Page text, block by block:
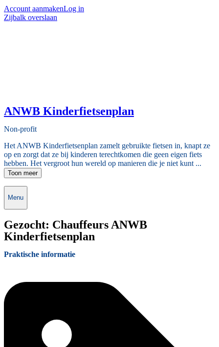
Account aanmakenLog in
Zijbalk overslaan
ANWB Kinderfietsenplan
Non-profit
Het ANWB Kinderfietsenplan zamelt gebruikte fietsen in, knapt ze
op en zorgt dat ze bij kinderen terechtkomen die geen eigen fiets
hebben. Het vergroot hun wereld op manieren die je niet kunt ...
Toon meer
Menu
Gezocht: Chauffeurs ANWB
Kinderfietsenplan
Praktische informatie